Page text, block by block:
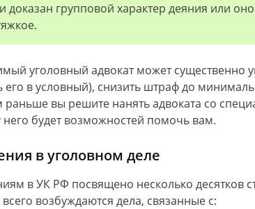
доказан групповой характер деяния или оно
уголовный адвокат может существенно
в условный), снизить штраф до
вы решите нанять адвоката со
будет возможностей помочь вам.
в уголовном деле
в УК РФ посвящено несколько десятков
возбуждаются дела, связанные с: